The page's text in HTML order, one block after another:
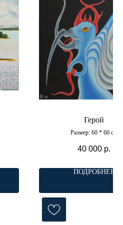
Герой
Размер: 60 * 60 см
40 000 р.
ПОДРОБНЕЕ